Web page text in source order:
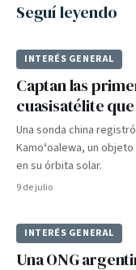
Seguí leyendo
INTERÉS GENERAL
Captan las
cuasisatélite
Una sonda china
Kamoʻoalewa, un
en su órbita solar.
9 de julio
INTERÉS GENERAL
Una ONG